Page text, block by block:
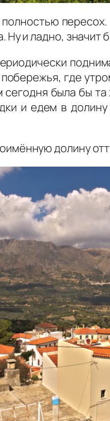
пересох.
Ну и ладно,
где
сегодня была бы
и едем в
долину